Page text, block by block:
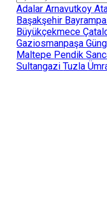
AdalarArnavutkoy
Başakşehir
Büyükçekmece
Gaziosmanpaşa
Maltepe Pendik
SultangaziTuzla